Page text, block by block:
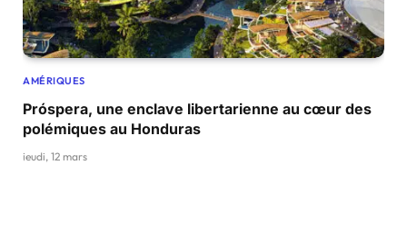
AMÉRIQUES
Próspera, une enclave libertarienne au cœur des
polémiques au Honduras
jeudi, 12 mars